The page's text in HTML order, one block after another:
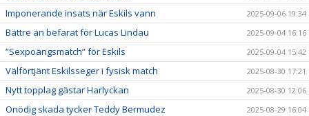
Imponerande insats när Eskils vann 2025-09-06 19:34
Bättre än befarat för Lucas Lindau 2025-09-04 16:16
”Sexpoängsmatch” för Eskils 2025-09-04 15:42
Välförtjänt Eskilsseger i fysisk match 2025-08-30 17:21
Nytt topplag gästar Harlyckan 2025-08-30 12:06
Onödig skada tycker Teddy Bermudez 2025-08-29 16:04